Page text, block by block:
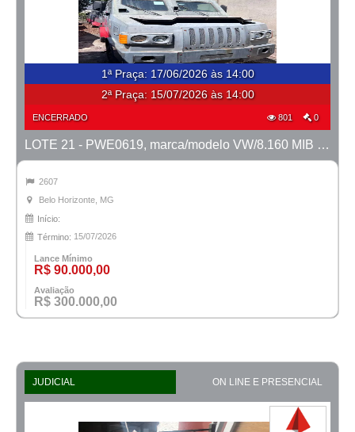
1ª Praça: 17/06/2026 às 14:00
2ª Praça: 15/07/2026 às 14:00
ENCERRADO 801 0
LOTE 21 - PWE0619, marca/modelo VW/8.160 MIB Metropolis, ano 2014/2014
2607
Belo Horizonte, MG
Início:
Término: 15/07/2026
Lance Mínimo
R$ 90.000,00
Avaliação
R$ 300.000,00
JUDICIAL ON LINE E PRESENCIAL